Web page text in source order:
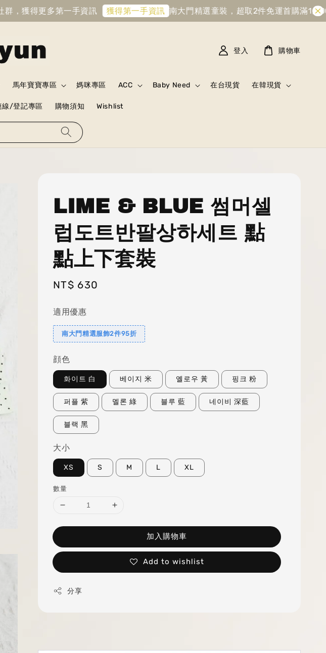
獲得更多第一手資訊 獲得第一手資訊 南大門精選童裝，超取2件免運首購滿1,000元
馬年寶寶專區 媽咪專區 ACC Baby Need 在台現貨 在韓現貨
/登記專區 購物須知 Wishlist
登入 購物車
LIME & BLUE 썸머셀
럽도트반팔상하세트 點
點上下套裝
Regular
NT$ 630
適用優惠
南大門精選服飾2件95折
顔色
화이트 白 베이지 米 옐로우 黃 핑크 粉
퍼플 紫 멜론 綠 블루 藍 네이비 深藍
블랙 黑
大小
XS S M L XL
數量
加入購物車
Add to wishlist
分享